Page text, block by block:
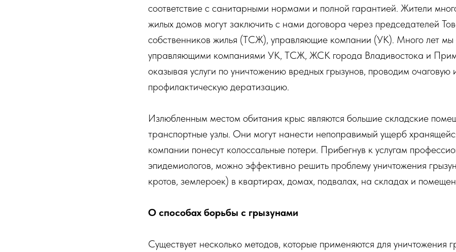
соответствие с санитарными нормами и полной гарантией. Жители
жилых домов могут заключить с нами договора через председателей
собственников жилья (ТСЖ), управляющие компании (УК). Много лет мы
управляющими компаниями УК, ТСЖ, ЖСК города Владивостока и
оказывая услуги по уничтожению вредных грызунов, проводим очаговую
профилактическую дератизацию.
Излюбленным местом обитания крыс являются большие складские
транспортные узлы. Они могут нанести непоправимый ущерб
компании понесут колоссальные потери. Прибегнув к услугам
эпидемиологов, можно эффективно решить проблему уничтожения
кротов, землероек) в квартирах, домах, подвалах, на складах и
О способах борьбы с грызунами
Существует несколько методов, которые применяются для уничтожения